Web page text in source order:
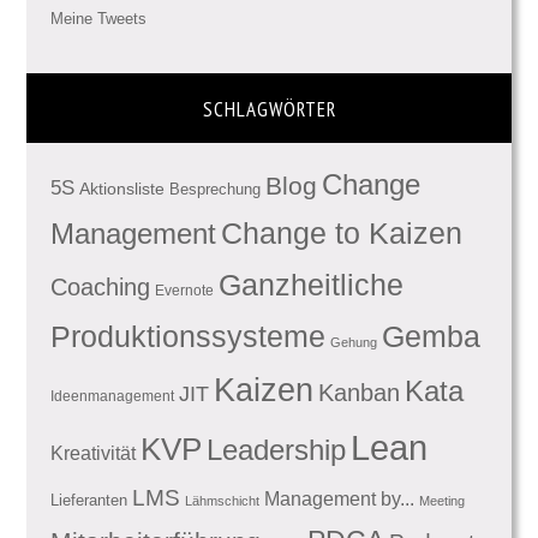
Meine Tweets
SCHLAGWÖRTER
5S Aktionsliste Besprechung Blog Change
ManagementChange to Kaizen
Coaching Evernote Ganzheitliche
Produktionssysteme Gehung Gemba
Ideenmanagement JIT Kaizen Kanban Kata
Kreativität KVP Leadership Lean
Lieferanten LMS Lähmschicht Management by... Meeting